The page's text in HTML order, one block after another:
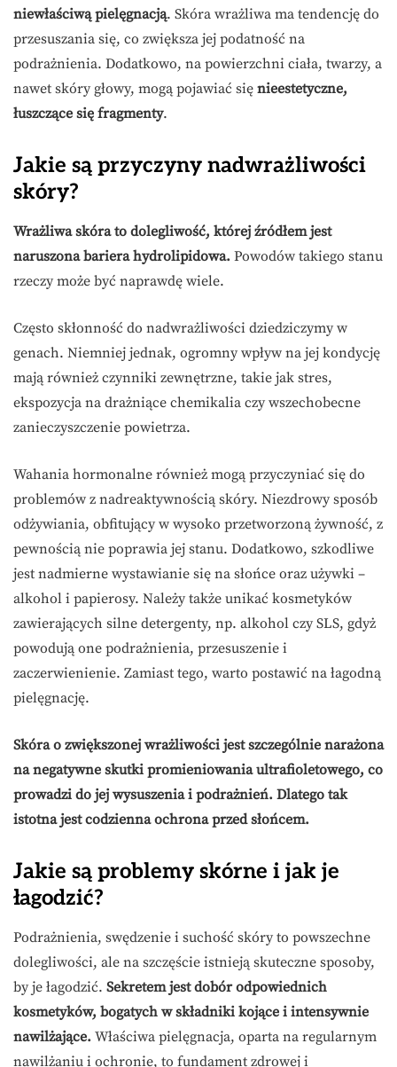
niewłaściwą pielęgnacją. Skóra wrażliwa ma tendencję do
przesuszania się, co zwiększa jej podatność na
podrażnienia. Dodatkowo, na powierzchni ciała, twarzy, a
nawet skóry głowy, mogą pojawiać się nieestetyczne,
łuszczące się fragmenty.
Jakie są przyczyny nadwrażliwości
skóry?
Wrażliwa skóra to dolegliwość, której źródłem jest
naruszona bariera hydrolipidowa. Powodów takiego stanu
rzeczy może być naprawdę wiele.
Często skłonność do nadwrażliwości dziedziczymy w
genach. Niemniej jednak, ogromny wpływ na jej kondycję
mają również czynniki zewnętrzne, takie jak stres,
ekspozycja na drażniące chemikalia czy wszechobecne
zanieczyszczenie powietrza.
Wahania hormonalne również mogą przyczyniać się do
problemów z nadreaktywnością skóry. Niezdrowy sposób
odżywiania, obfitujący w wysoko przetworzoną żywność, z
pewnością nie poprawia jej stanu. Dodatkowo, szkodliwe
jest nadmierne wystawianie się na słońce oraz używki –
alkohol i papierosy. Należy także unikać kosmetyków
zawierających silne detergenty, np. alkohol czy SLS, gdyż
powodują one podrażnienia, przesuszenie i
zaczerwienienie. Zamiast tego, warto postawić na łagodną
pielęgnację.
Skóra o zwiększonej wrażliwości jest szczególnie narażona
na negatywne skutki promieniowania ultrafioletowego, co
prowadzi do jej wysuszenia i podrażnień. Dlatego tak
istotna jest codzienna ochrona przed słońcem.
Jakie są problemy skórne i jak je
łagodzić?
Podrażnienia, swędzenie i suchość skóry to powszechne
dolegliwości, ale na szczęście istnieją skuteczne sposoby,
by je łagodzić. Sekretem jest dobór odpowiednich
kosmetyków, bogatych w składniki kojące i intensywnie
nawilżające. Właściwa pielęgnacja, oparta na regularnym
nawilżaniu i ochronie, to fundament zdrowej i